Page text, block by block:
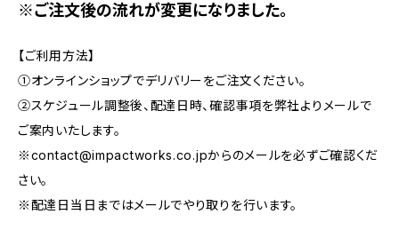
※ご注文後の流れが変更になりました。
【ご利用方法】
①オンラインショップでデリバリーをご注文ください。
②スケジュール調整後、配達日時、確認事項を弊社よりメールで
ご案内いたします。
※contact@impactworks.co.jpからのメールを必ずご確認くだ
さい。
※配達日当日まではメールでやり取りを行います。